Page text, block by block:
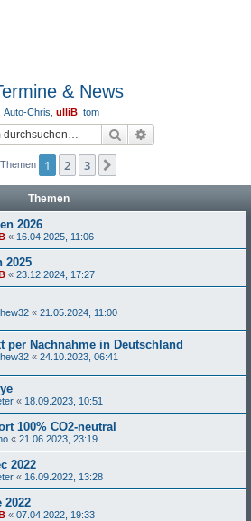
& News
Auto-Chris ulliB tom
Suche
1 2 3
Themen
2026
« 16.04.2025, 11:06
2025
« 23.12.2024, 17:27
« 21.05.2024, 11:00
per Nachnahme in Deutschland
« 24.10.2023, 06:41
« 18.09.2023, 10:51
100% CO2-neutral
« 21.06.2023, 23:19
2022
« 16.09.2022, 13:28
2022
« 07.04.2022, 19:33